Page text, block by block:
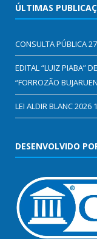
ÚLTIMAS
CONSULTA PÚBLICA
EDITAL “LUIZ PIABA”
“FORROZÃO
LEI ALDIR BLANC 2026
DESENVOLVIDO